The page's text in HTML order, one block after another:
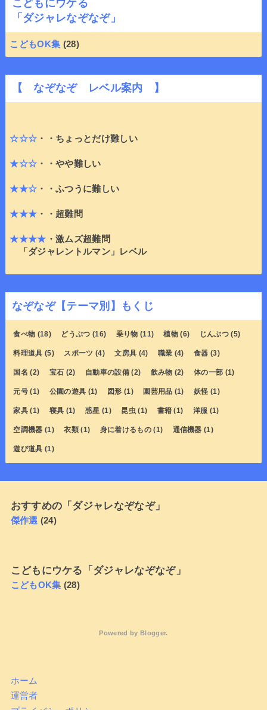
こどもにウケる
「ダジャレなぞなぞ」
こどもOK集 (28)
【 なぞなぞ レベル案内 】
☆☆☆ ・・ちょっとだけ難しい
★☆☆ ・・やや難しい
★★☆ ・・ふつうに難しい
★★★ ・・超難問
★★★★ ・激ムズ超難問
「ダジャレントルマン」レベル
なぞなぞ【テーマ別】もくじ
食べ物 (18) どうぶつ (16) 乗り物 (11) 植物 (6) じんぶつ (5)
料理道具 (5) スポーツ (4) 文房具 (4) 職業 (4) 食器 (3)
国名 (2) 宝石 (2) 自動車の設備 (2) 飲み物 (2) 体の一部 (1)
元号 (1) 公園の遊具 (1) 図形 (1) 園芸用品 (1) 妖怪 (1)
家具 (1) 寝具 (1) 惑星 (1) 昆虫 (1) 書籍 (1) 洋服 (1)
空調機器 (1) 衣類 (1) 身に着けるもの (1) 通信機器 (1)
遊び道具 (1)
おすすめの「ダジャレなぞなぞ」
傑作選 (24)
こどもにウケる「ダジャレなぞなぞ」
こどもOK集 (28)
Powered by Blogger.
ホーム
運営者